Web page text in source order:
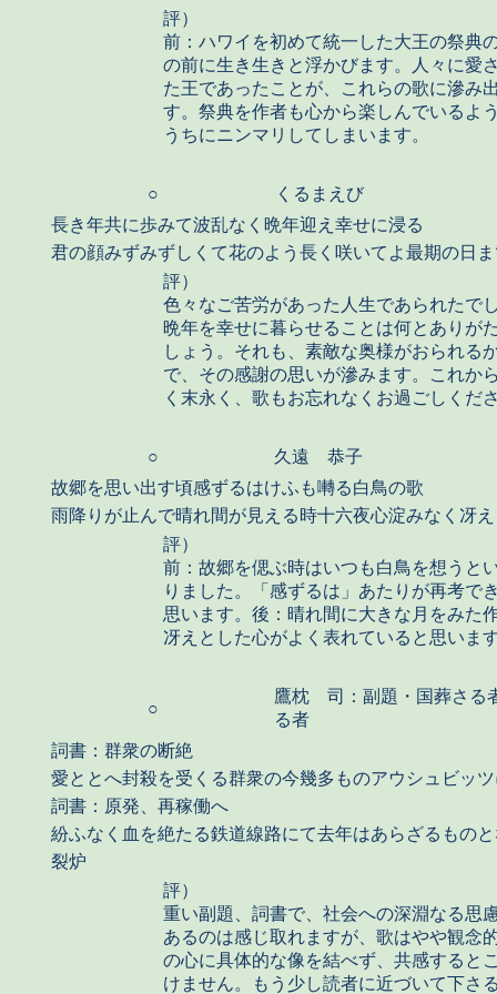
評）
前：ハワイを初めて統一した大王の祭典
の前に生き生きと浮かびます。人々に愛
た王であったことが、これらの歌に滲み
す。祭典を作者も心から楽しんでいるよ
うちにニンマリしてしまいます。
○
くるまえび
長き年共に歩みて波乱なく晩年迎え幸せに浸る
君の顔みずみずしくて花のよう長く咲いてよ最期の日
評）
色々なご苦労があった人生であられたで
晩年を幸せに暮らせることは何とありが
しょう。それも、素敵な奥様がおられる
で、その感謝の思いが滲みます。これか
く末永く、歌もお忘れなくお過ごしくだ
○
久遠 恭子
故郷を思い出す頃感ずるはけふも囀る白鳥の歌
雨降りが止んで晴れ間が見える時十六夜心淀みなく冴え
評）
前：故郷を偲ぶ時はいつも白鳥を想うと
りました。「感ずるは」あたりが再考で
思います。後：晴れ間に大きな月をみた
冴えとした心がよく表れていると思いま
○
鷹枕 司：副題・国葬さる
る者
詞書：群衆の断絶
愛ととへ封殺を受くる群衆の今幾多ものアウシュビッ
詞書：原発、再稼働へ
紛ふなく血を絶たる鉄道線路にて去年はあらざるもの
裂炉
評）
重い副題、詞書で、社会への深淵なる思
あるのは感じ取れますが、歌はやや観念
の心に具体的な像を結べず、共感すると
けません。もう少し読者に近づいて下さ